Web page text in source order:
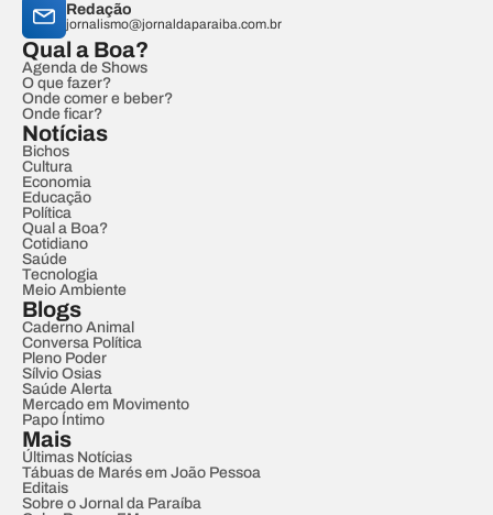
Redação
jornalismo@jornaldaparaiba.com.br
Qual a Boa?
Agenda de Shows
O que fazer?
Onde comer e beber?
Onde ficar?
Notícias
Bichos
Cultura
Economia
Educação
Política
Qual a Boa?
Cotidiano
Saúde
Tecnologia
Meio Ambiente
Blogs
Caderno Animal
Conversa Política
Pleno Poder
Sílvio Osias
Saúde Alerta
Mercado em Movimento
Papo Íntimo
Mais
Últimas Notícias
Tábuas de Marés em João Pessoa
Editais
Sobre o Jornal da Paraíba